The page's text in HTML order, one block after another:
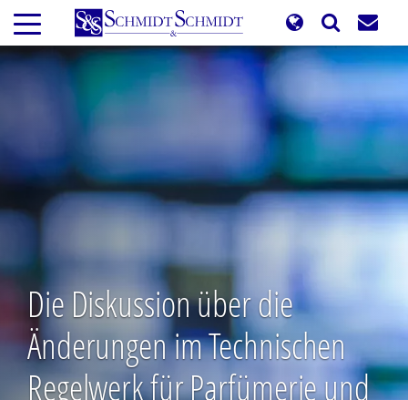
Direkt
zum
Inhalt
Die Diskussion über die
Änderungen im Technischen
Regelwerk für Parfümerie und